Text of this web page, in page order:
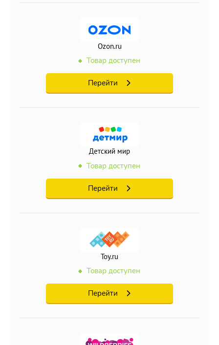
Ozon.ru
Товар доступен
Перейти
Детский мир
Товар доступен
Перейти
Toy.ru
Товар доступен
Перейти